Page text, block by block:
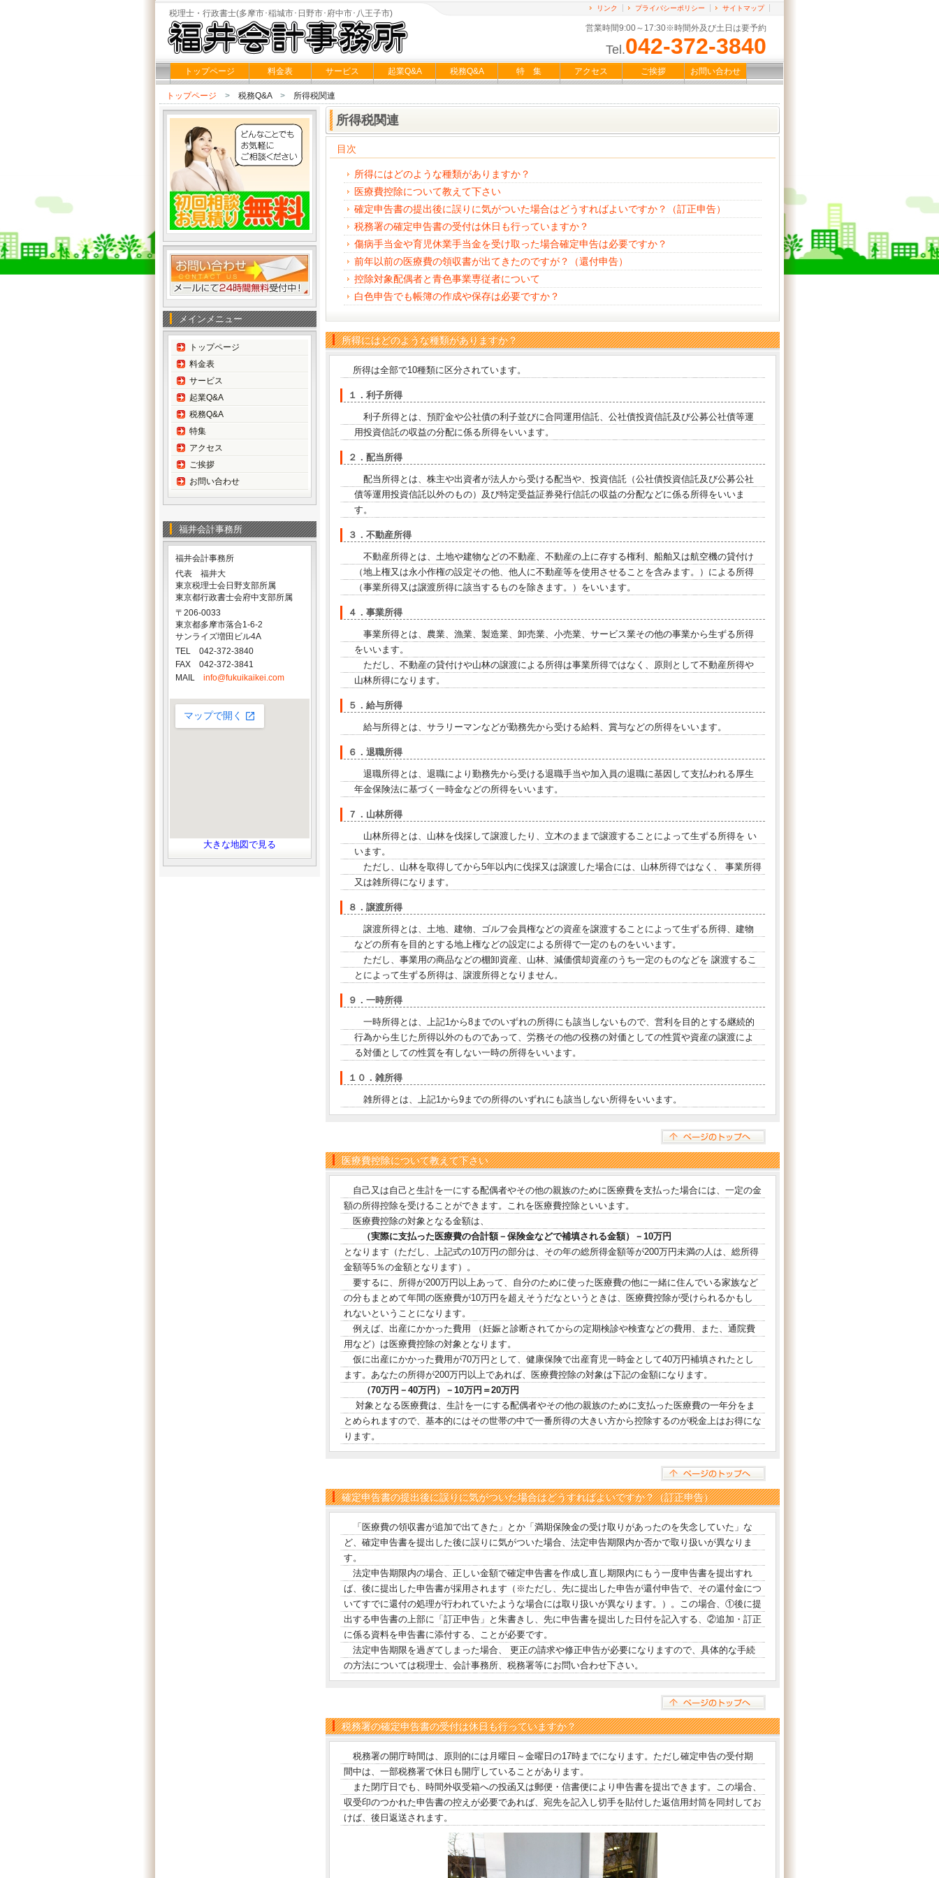
税理士・行政書士(多摩市･稲城市･日野市･府中市･八王子市)
営業時間9:00～17:30※時間外及び土日は要予約
Tel.042-372-3840
リンク プライバシーポリシー サイトマップ
トップページ 料金表 サービス 起業Q&A 税務Q&A 特 集 アクセス ご挨拶 お問い合わせ
トップページ > 税務Q&A> 所得税関連
所得税関連
目次
所得にはどのような種類がありますか？
医療費控除について教えて下さい
確定申告書の提出後に誤りに気がついた場合はどうすればよいですか？（訂正申告）
税務署の確定申告書の受付は休日も行っていますか？
傷病手当金や育児休業手当金を受け取った場合確定申告は必要ですか？
前年以前の医療費の領収書が出てきたのですが？（還付申告）
控除対象配偶者と青色事業専従者について
白色申告でも帳簿の作成や保存は必要ですか？
所得にはどのような種類がありますか？
所得は全部で10種類に区分されています。
１．利子所得
利子所得とは、預貯金や公社債の利子並びに合同運用信託、公社債投資信託及び公募公社債等運
用投資信託の収益の分配に係る所得をいいます。
２．配当所得
配当所得とは、株主や出資者が法人から受ける配当や、投資信託（公社債投資信託及び公募公社
債等運用投資信託以外のもの）及び特定受益証券発行信託の収益の分配などに係る所得をいいま
す。
３．不動産所得
不動産所得とは、土地や建物などの不動産、不動産の上に存する権利、船舶又は航空機の貸付け
（地上権又は永小作権の設定その他、他人に不動産等を使用させることを含みます。）による所得
（事業所得又は譲渡所得に該当するものを除きます。）をいいます。
４．事業所得
事業所得とは、農業、漁業、製造業、卸売業、小売業、サービス業その他の事業から生ずる所得
をいいます。
ただし、不動産の貸付けや山林の譲渡による所得は事業所得ではなく、原則として不動産所得や
山林所得になります。
５．給与所得
給与所得とは、サラリーマンなどが勤務先から受ける給料、賞与などの所得をいいます。
６．退職所得
退職所得とは、退職により勤務先から受ける退職手当や加入員の退職に基因して支払われる厚生
年金保険法に基づく一時金などの所得をいいます。
７．山林所得
山林所得とは、山林を伐採して譲渡したり、立木のままで譲渡することによって生ずる所得を い
います。
ただし、山林を取得してから5年以内に伐採又は譲渡した場合には、山林所得ではなく、 事業所得
又は雑所得になります。
８．譲渡所得
譲渡所得とは、土地、建物、ゴルフ会員権などの資産を譲渡することによって生ずる所得、建物
などの所有を目的とする地上権などの設定による所得で一定のものをいいます。
ただし、事業用の商品などの棚卸資産、山林、減価償却資産のうち一定のものなどを 譲渡するこ
とによって生ずる所得は、譲渡所得となりません。
９．一時所得
一時所得とは、上記1から8までのいずれの所得にも該当しないもので、営利を目的とする継続的
行為から生じた所得以外のものであって、労務その他の役務の対価としての性質や資産の譲渡によ
る対価としての性質を有しない一時の所得をいいます。
１０．雑所得
雑所得とは、上記1から9までの所得のいずれにも該当しない所得をいいます。
医療費控除について教えて下さい
自己又は自己と生計を一にする配偶者やその他の親族のために医療費を支払った場合には、一定の金
額の所得控除を受けることができます。これを医療費控除といいます。
医療費控除の対象となる金額は、
（実際に支払った医療費の合計額－保険金などで補填される金額）－10万円
となります（ただし、上記式の10万円の部分は、その年の総所得金額等が200万円未満の人は、総所得
金額等5％の金額となります）。
要するに、所得が200万円以上あって、自分のために使った医療費の他に一緒に住んでいる家族など
の分もまとめて年間の医療費が10万円を超えそうだなというときは、医療費控除が受けられるかもし
れないということになります。
例えば、出産にかかった費用 （妊娠と診断されてからの定期検診や検査などの費用、また、通院費
用など）は医療費控除の対象となります。
仮に出産にかかった費用が70万円として、健康保険で出産育児一時金として40万円補填されたとし
ます。あなたの所得が200万円以上であれば、医療費控除の対象は下記の金額になります。
（70万円－40万円）－10万円＝20万円
対象となる医療費は、生計を一にする配偶者やその他の親族のために支払った医療費の一年分をま
とめられますので、基本的にはその世帯の中で一番所得の大きい方から控除するのが税金上はお得にな
ります。
確定申告書の提出後に誤りに気がついた場合はどうすればよいですか？（訂正申告）
「医療費の領収書が追加で出てきた」とか「満期保険金の受け取りがあったのを失念していた」な
ど、確定申告書を提出した後に誤りに気がついた場合、法定申告期限内か否かで取り扱いが異なりま
す。
法定申告期限内の場合、正しい金額で確定申告書を作成し直し期限内にもう一度申告書を提出すれ
ば、後に提出した申告書が採用されます（※ただし、先に提出した申告が還付申告で、その還付金につ
いてすでに還付の処理が行われていたような場合には取り扱いが異なります。）。この場合、①後に提
出する申告書の上部に「訂正申告」と朱書きし、先に申告書を提出した日付を記入する、②追加・訂正
に係る資料を申告書に添付する、ことが必要です。
法定申告期限を過ぎてしまった場合、 更正の請求や修正申告が必要になりますので、具体的な手続
の方法については税理士、会計事務所、税務署等にお問い合わせ下さい。
税務署の確定申告書の受付は休日も行っていますか？
税務署の開庁時間は、原則的には月曜日～金曜日の17時までになります。ただし確定申告の受付期
間中は、一部税務署で休日も開庁していることがあります。
また閉庁日でも、時間外収受箱への投函又は郵便・信書便により申告書を提出できます。この場合、
収受印のつかれた申告書の控えが必要であれば、宛先を記入し切手を貼付した返信用封筒を同封してお
けば、後日返送されます。
メインメニュー
トップページ
料金表
サービス
起業Q&A
税務Q&A
特集
アクセス
ご挨拶
お問い合わせ
福井会計事務所
福井会計事務所
代表 福井大
東京税理士会日野支部所属
東京都行政書士会府中支部所属
〒206-0033
東京都多摩市落合1-6-2
サンライズ増田ビル4A
TEL 042-372-3840
FAX 042-372-3841
MAIL info@fukuikaikei.com
大きな地図で見る